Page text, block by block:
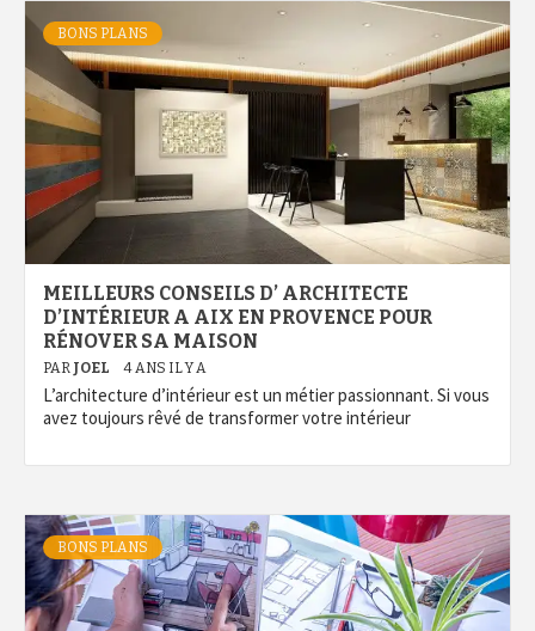
BONS PLANS
MEILLEURS CONSEILS D’ ARCHITECTE
D’INTÉRIEUR A AIX EN PROVENCE POUR
RÉNOVER SA MAISON
PAR JOEL 4 ANS IL Y A
L’architecture d’intérieur est un métier passionnant. Si vous
avez toujours rêvé de transformer votre intérieur
BONS PLANS